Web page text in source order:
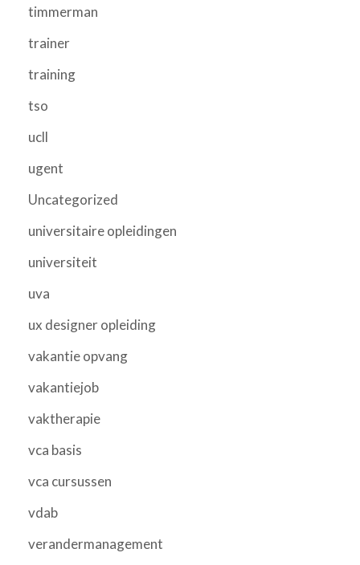
timmerman
trainer
training
tso
ucll
ugent
Uncategorized
universitaire opleidingen
universiteit
uva
ux designer opleiding
vakantie opvang
vakantiejob
vaktherapie
vca basis
vca cursussen
vdab
verandermanagement